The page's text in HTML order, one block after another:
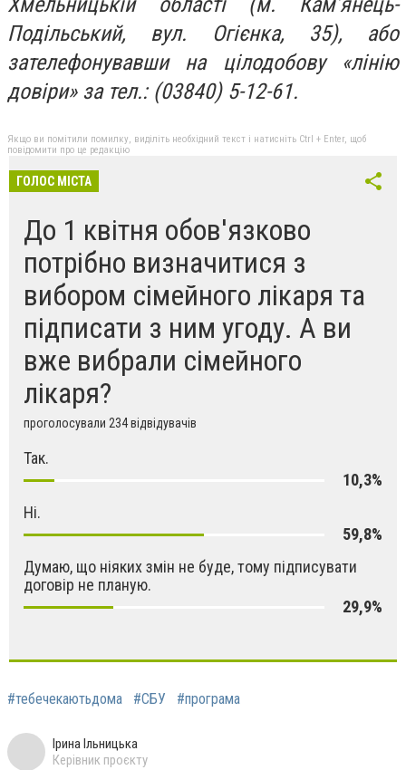
Подільський, вул. Огієнка, 35), або
зателефонувавши на цілодобову «лінію
довіри» за тел.: (03840) 5-12-61.
Якщо ви помітили помилку, виділіть необхідний текст і натисніть Ctrl + Enter, щоб
повідомити про це редакцію
ГОЛОС МІСТА
До 1 квітня обов'язково
потрібно визначитися з
вибором сімейного лікаря та
підписати з ним угоду. А ви
вже вибрали сімейного
лікаря?
проголосували 234 відвідувачів
Так.
10,3%
Ні.
59,8%
Думаю, що ніяких змін не буде, тому підписувати
договір не планую.
29,9%
#тебечекаютьдома #СБУ #програма
Ірина Ільницька
Керівник проєкту